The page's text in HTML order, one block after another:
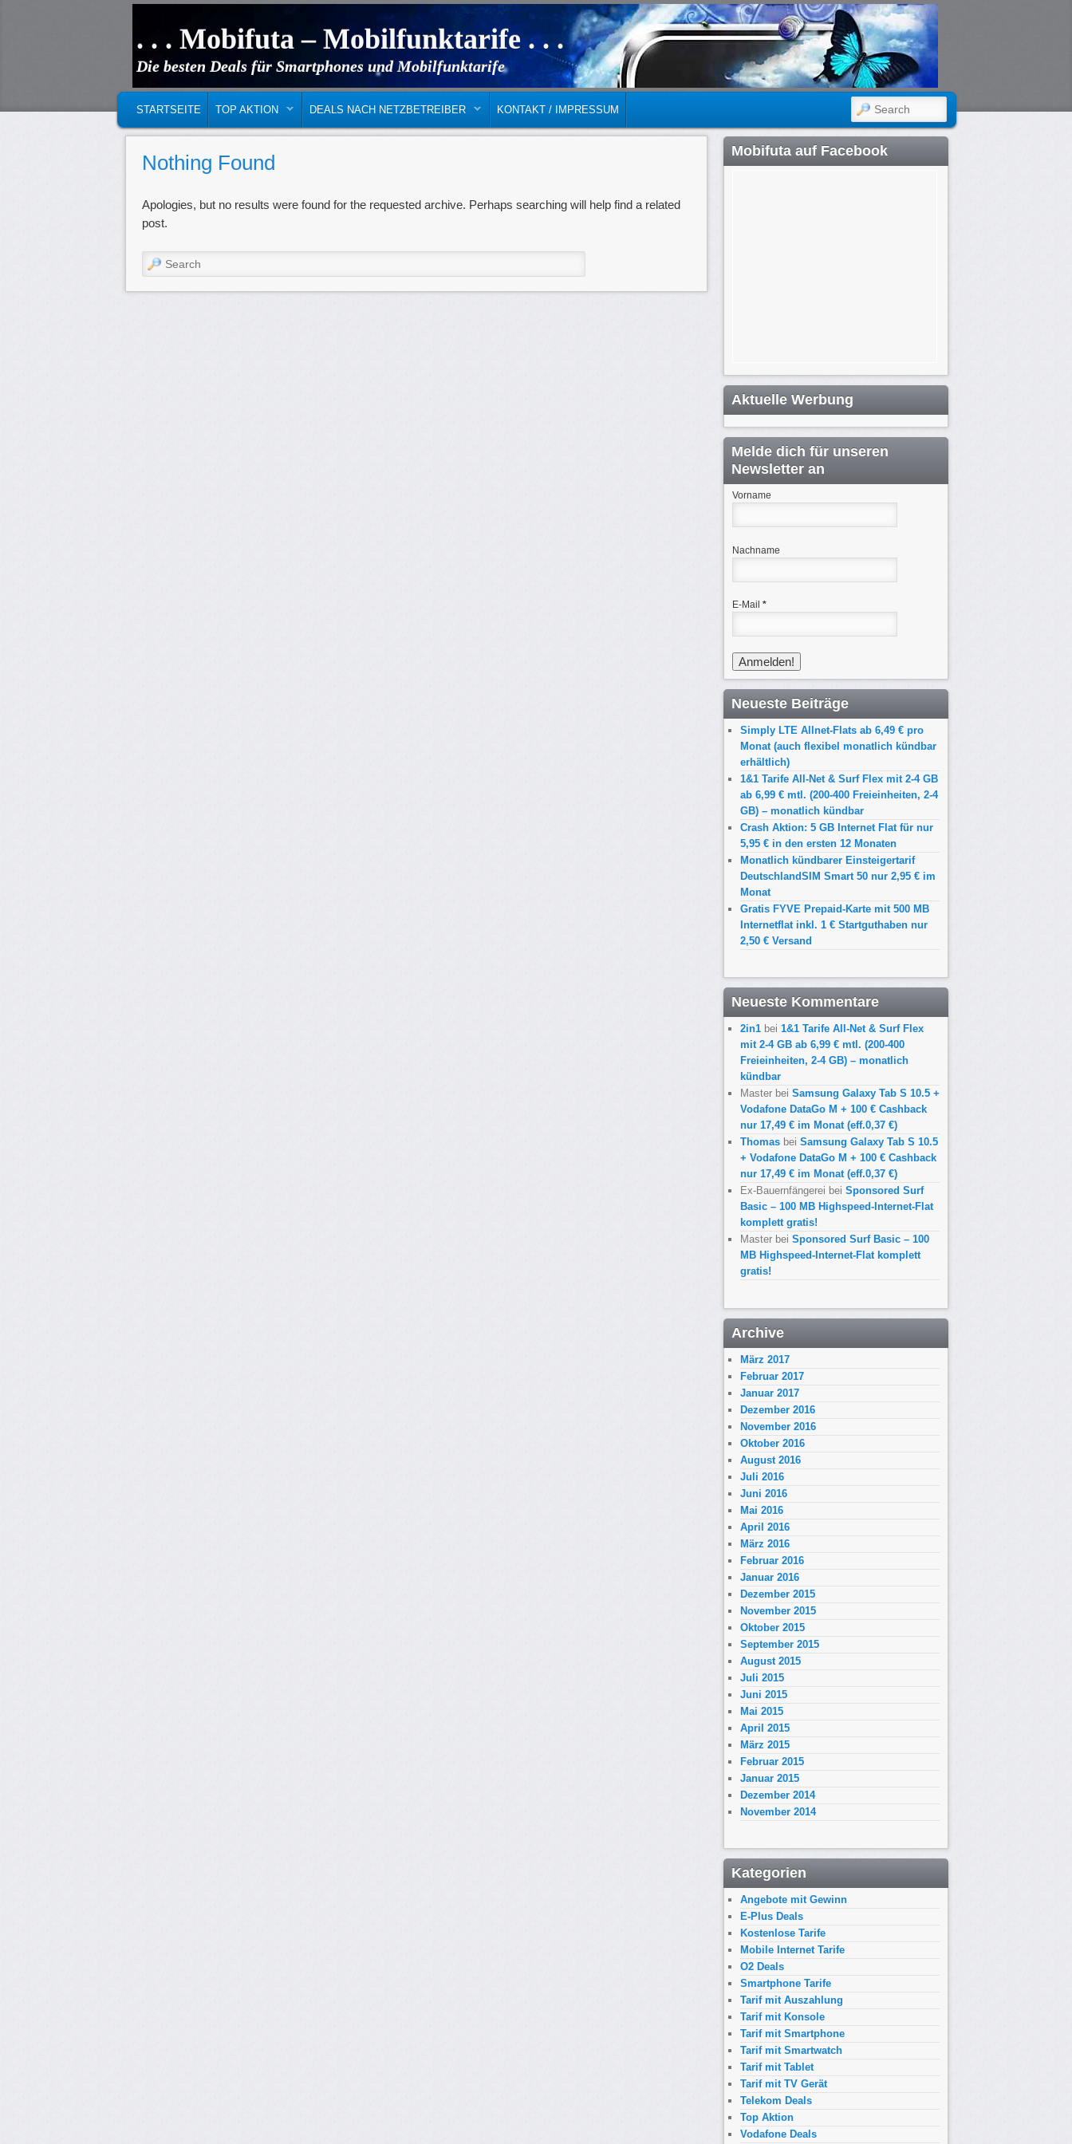
. . . Mobifuta – Mobilfunktarife . . .
Die besten Deals für Smartphones und Mobilfunktarife
SKIP TO PRIMARY CONTENT
SKIP TO SECONDARY CONTENT
STARTSEITE TOP AKTION DEALS NACH NETZBETREIBER KONTAKT / IMPRESSUM SEARCH
Nothing Found
Apologies, but no results were found for the requested archive. Perhaps searching will help find a related
post.
Search
Mobifuta auf Facebook
Aktuelle Werbung
Melde dich für unseren
Newsletter an
Vorname
Nachname
E-Mail *
Neueste Beiträge
Simply LTE Allnet-Flats ab 6,49 € pro
Monat (auch flexibel monatlich kündbar
erhältlich)
1&1 Tarife All-Net & Surf Flex mit 2-4 GB
ab 6,99 € mtl. (200-400 Freieinheiten, 2-4
GB) – monatlich kündbar
Crash Aktion: 5 GB Internet Flat für nur
5,95 € in den ersten 12 Monaten
Monatlich kündbarer Einsteigertarif
DeutschlandSIM Smart 50 nur 2,95 € im
Monat
Gratis FYVE Prepaid-Karte mit 500 MB
Internetflat inkl. 1 € Startguthaben nur
2,50 € Versand
Neueste Kommentare
2in1 bei 1&1 Tarife All-Net & Surf Flex
mit 2-4 GB ab 6,99 € mtl. (200-400
Freieinheiten, 2-4 GB) – monatlich
kündbar
Master bei Samsung Galaxy Tab S 10.5 +
Vodafone DataGo M + 100 € Cashback
nur 17,49 € im Monat (eff.0,37 €)
Thomas bei Samsung Galaxy Tab S 10.5
+ Vodafone DataGo M + 100 € Cashback
nur 17,49 € im Monat (eff.0,37 €)
Ex-Bauernfängerei bei Sponsored Surf
Basic – 100 MB Highspeed-Internet-Flat
komplett gratis!
Master bei Sponsored Surf Basic – 100
MB Highspeed-Internet-Flat komplett
gratis!
Archive
März 2017
Februar 2017
Januar 2017
Dezember 2016
November 2016
Oktober 2016
August 2016
Juli 2016
Juni 2016
Mai 2016
April 2016
März 2016
Februar 2016
Januar 2016
Dezember 2015
November 2015
Oktober 2015
September 2015
August 2015
Juli 2015
Juni 2015
Mai 2015
April 2015
März 2015
Februar 2015
Januar 2015
Dezember 2014
November 2014
Kategorien
Angebote mit Gewinn
E-Plus Deals
Kostenlose Tarife
Mobile Internet Tarife
O2 Deals
Smartphone Tarife
Tarif mit Auszahlung
Tarif mit Konsole
Tarif mit Smartphone
Tarif mit Smartwatch
Tarif mit Tablet
Tarif mit TV Gerät
Telekom Deals
Top Aktion
Vodafone Deals